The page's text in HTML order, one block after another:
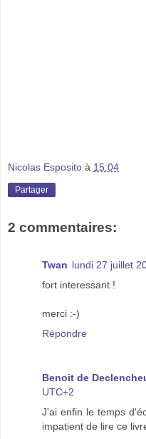
Nicolas Esposito à 15:04
Partager
2 commentaires:
Twan lundi 27 juillet
fort interessant !
merci :-)
Répondre
Benoit de
UTC+2
J'ai enfin le temps
impatient de lire ce